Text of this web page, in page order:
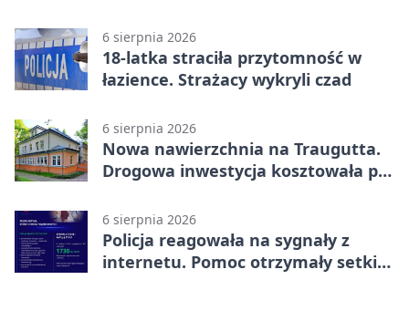
6 sierpnia 2026
18-latka straciła przytomność w
łazience. Strażacy wykryli czad
6 sierpnia 2026
Nowa nawierzchnia na Traugutta.
Drogowa inwestycja kosztowała pół
6 sierpnia 2026
Policja reagowała na sygnały z
internetu. Pomoc otrzymały setki